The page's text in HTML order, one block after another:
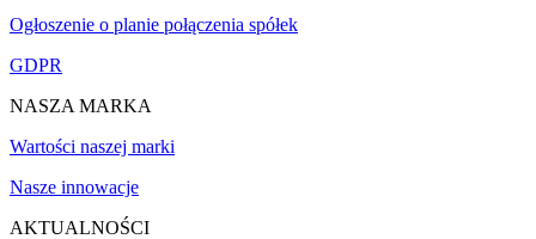
Ogłoszenie o planie połączenia spółek
GDPR
NASZA MARKA
Wartości naszej marki
Nasze innowacje
AKTUALNOŚCI